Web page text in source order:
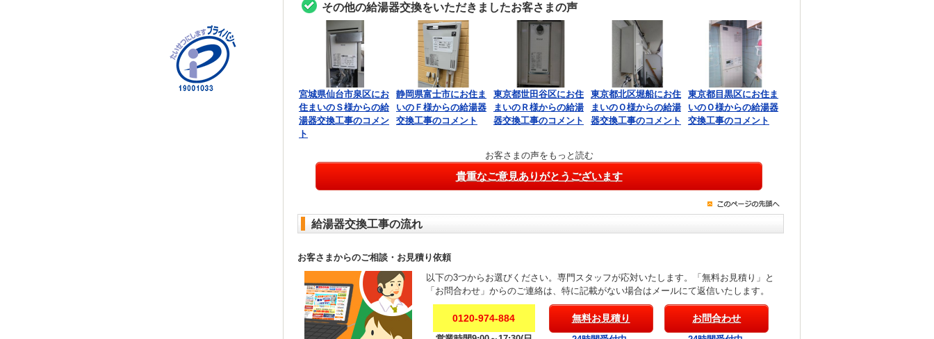
その他の給湯器交換をいただきましたお客さまの声
宮城県仙台市泉区にお
住まいのＳ様からの給
湯器交換工事のコメン
ト
静岡県富士市にお住ま
いのＦ様からの給湯器
交換工事のコメント
東京都世田谷区にお住
まいのＲ様からの給湯
器交換工事のコメント
東京都北区堀船にお住
まいのＯ様からの給湯
器交換工事のコメント
東京都目黒区にお住ま
いのＯ様からの給湯器
交換工事のコメント
お客さまの声をもっと読む
貴重なご意見ありがとうございます
給湯器交換工事の流れ
お客さまからのご相談・お見積り依頼
以下の3つからお選びください。専門スタッフが応対いたします。「無料お見積り」と
「お問合わせ」からのご連絡は、特に記載がない場合はメールにて返信いたします。
0120-974-884 無料お見積り お問合わせ